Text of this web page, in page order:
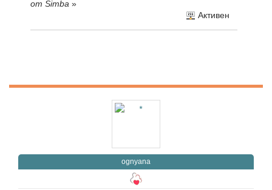
от Simba »
Активен
ognyana